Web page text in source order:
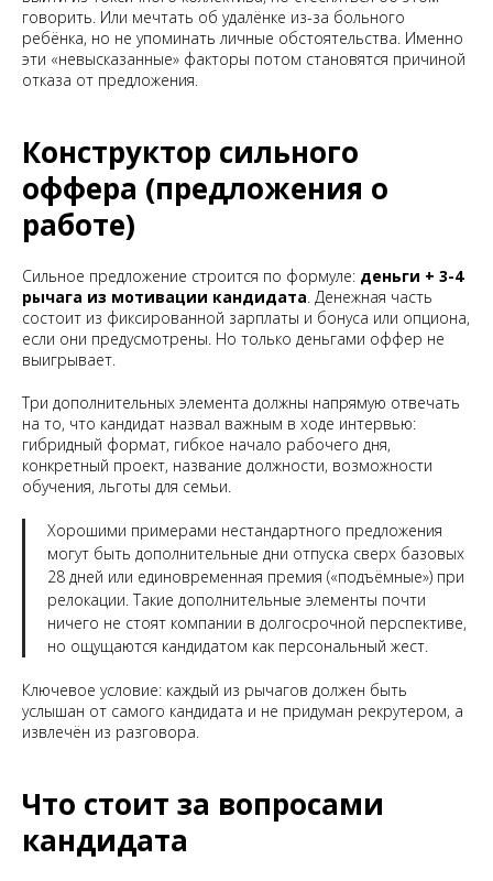
говорить. Или мечтать об удалёнке из-за больного
ребёнка, но не упоминать личные обстоятельства. Именно
эти «невысказанные» факторы потом становятся причиной
отказа от предложения.
Конструктор сильного
оффера (предложения о
работе)
Сильное предложение строится по формуле: деньги + 3-4
рычага из мотивации кандидата . Денежная часть
состоит из фиксированной зарплаты и бонуса или опциона,
если они предусмотрены. Но только деньгами оффер не
выигрывает.
Три дополнительных элемента должны напрямую отвечать
на то, что кандидат назвал важным в ходе интервью:
гибридный формат, гибкое начало рабочего дня,
конкретный проект, название должности, возможности
обучения, льготы для семьи.
Хорошими примерами нестандартного предложения
могут быть дополнительные дни отпуска сверх базовых
28 дней или единовременная премия («подъёмные») при
релокации. Такие дополнительные элементы почти
ничего не стоят компании в долгосрочной перспективе,
но ощущаются кандидатом как персональный жест.
Ключевое условие: каждый из рычагов должен быть
услышан от самого кандидата и не придуман рекрутером, а
извлечён из разговора.
Что стоит за вопросами
кандидата